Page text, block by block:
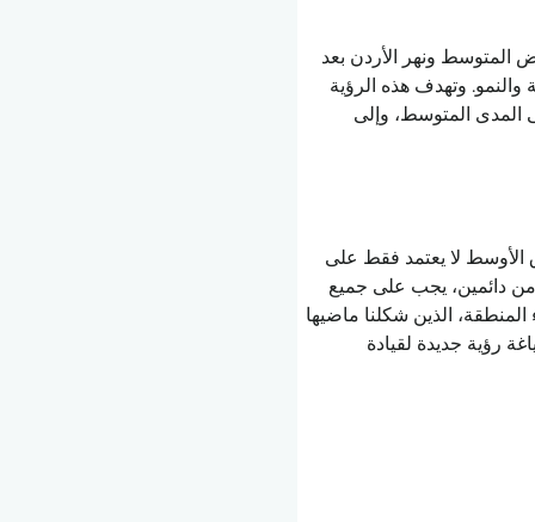
المتوسط ونهر الأردن بعد
والنمو. وتهدف هذه الرؤية
المدى المتوسط، وإلى
الأوسط لا يعتمد فقط على
دائمين، يجب على جميع
المنطقة، الذين شكلنا ماضيها
رؤية جديدة لقيادة